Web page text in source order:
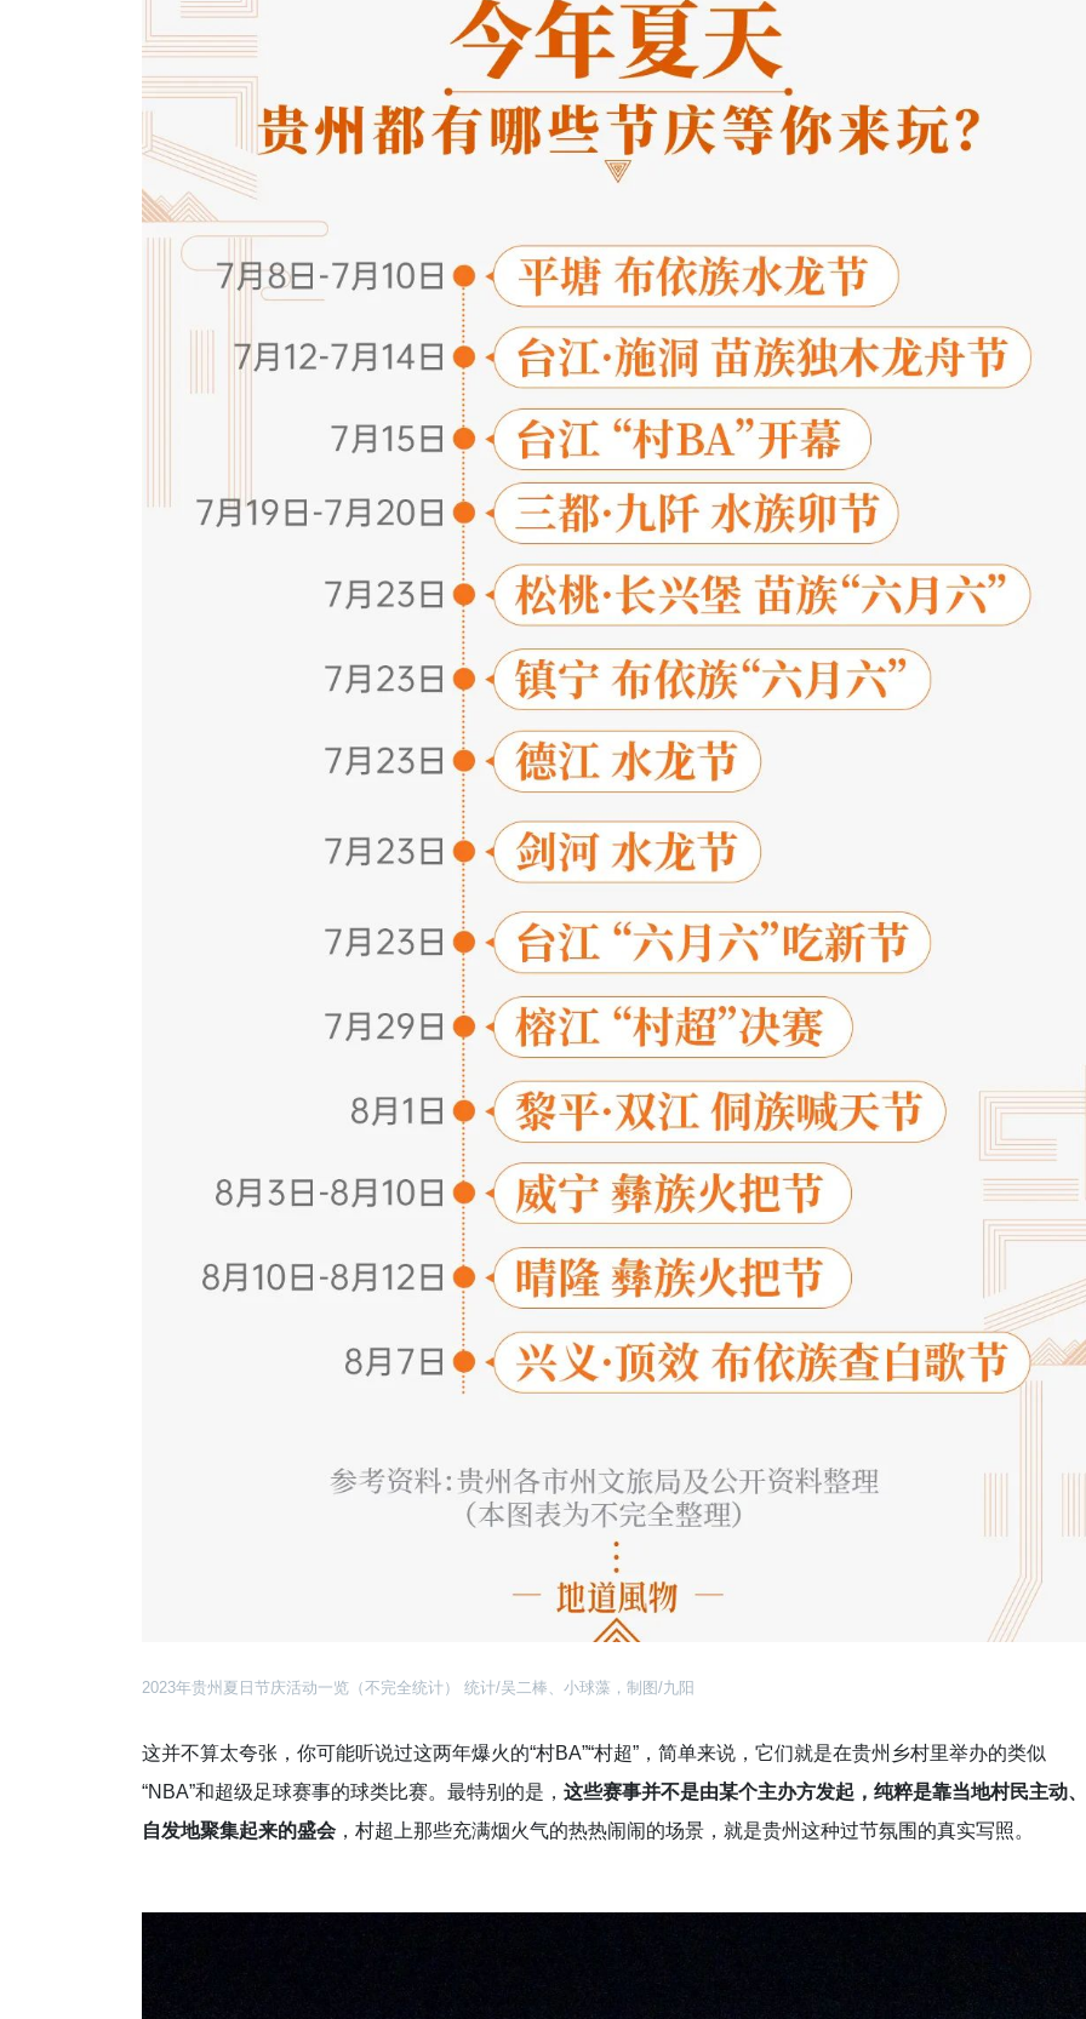
2023年贵州夏日节庆活动一览（不完全统计） 统计/吴二棒、小球藻，制图/九阳
这并不算太夸张，你可能听说过这两年爆火的“村BA”“村超”，简单来说，它们就是在贵州乡村里举办的类似
“NBA”和超级足球赛事的球类比赛。最特别的是， 这些赛事并不是由某个主办方发起，纯粹是靠当地村民主动、
自发地聚集起来的盛会 ，村超上那些充满烟火气的热热闹闹的场景，就是贵州这种过节氛围的真实写照。